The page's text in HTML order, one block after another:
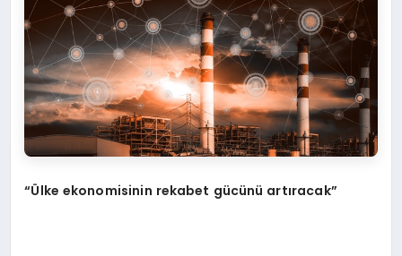
“Ülke ekonomisinin rekabet gücünü artıracak”